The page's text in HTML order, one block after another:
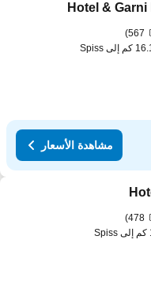
Add to
Hotel &
567
مشاهدة الأسعار
Add to
478